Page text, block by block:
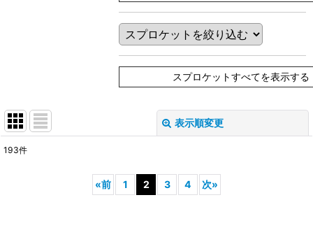
スプロケットすべてを表示する
表示順変更
193件
«前 1 2 3 4 次»